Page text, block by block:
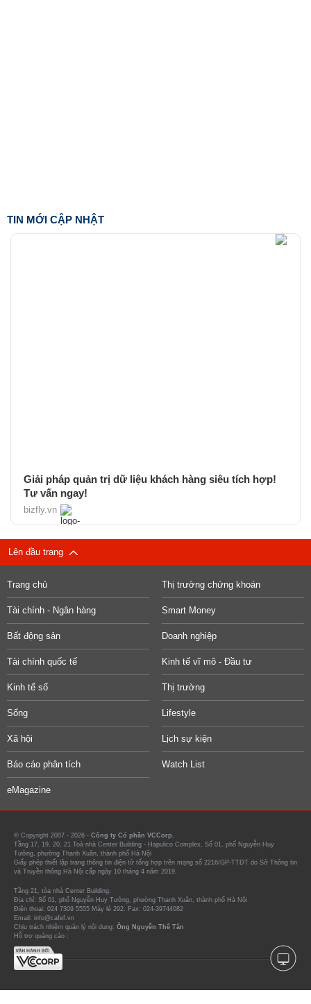
TIN MỚI CẬP NHẬT
Giải pháp quản trị dữ liệu khách hàng siêu tích hợp!
Tư vấn ngay!
bizfly.vn
Lên đầu trang
Trang chủ Thị trường chứng khoán
Tài chính - Ngân hàng Smart Money
Bất động sản Doanh nghiệp
Tài chính quốc tế Kinh tế vĩ mô - Đầu tư
Kinh tế số Thị trường
Sống Lifestyle
Xã hội Lịch sự kiện
Báo cáo phân tích Watch List
eMagazine
© Copyright 2007 - 2026 - Công ty Cổ phần VCCorp.
Tầng 17, 19, 20, 21 Toà nhà Center Building - Hapulico Complex, Số 01, phố Nguyễn Huy
Tưởng, phường Thanh Xuân, thành phố Hà Nội
Giấy phép thiết lập trang thông tin điện tử tổng hợp trên mạng số 2216/GP-TTĐT do Sở Thông tin
và Truyền thông Hà Nội cấp ngày 10 tháng 4 năm 2019.
Tầng 21, tòa nhà Center Building.
Địa chỉ: Số 01, phố Nguyễn Huy Tưởng, phường Thanh Xuân, thành phố Hà Nội
Điện thoại: 024 7309 5555 Máy lẻ 292. Fax: 024-39744082
Email: info@cafef.vn
Chịu trách nhiệm quản lý nội dung: Ông Nguyễn Thế Tân
Hỗ trợ quảng cáo :